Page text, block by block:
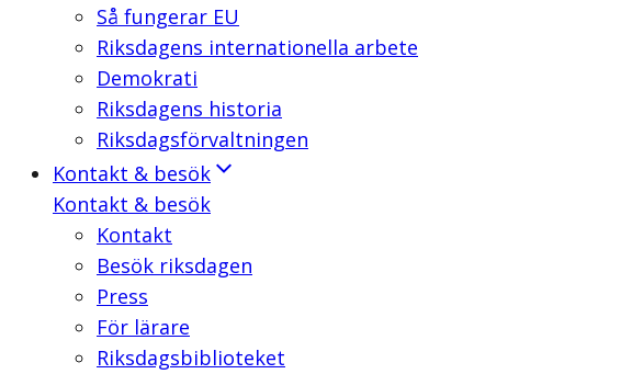
Så fungerar EU
Riksdagens internationella arbete
Demokrati
Riksdagens historia
Riksdagsförvaltningen
Kontakt & besök
Kontakt & besök
Kontakt
Besök riksdagen
Press
För lärare
Riksdagsbiblioteket